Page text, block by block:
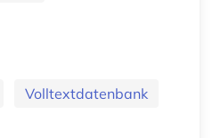
Volltextdatenbank